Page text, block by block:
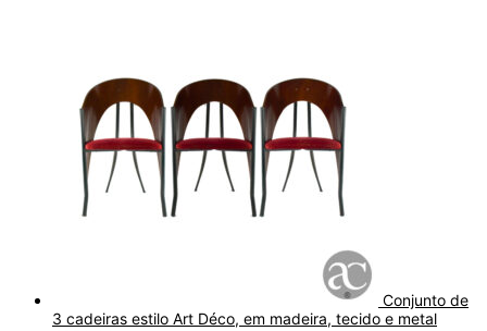
Conjunto de
3 cadeiras estilo Art Déco, em madeira, tecido e metal